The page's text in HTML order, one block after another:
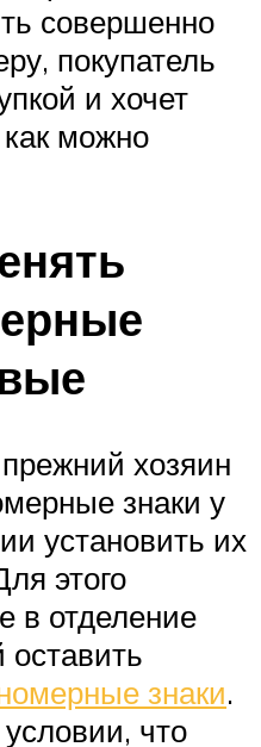
совершенно
покупатель
и хочет
можно
хозяин
знаки у
установить их
этого
в отделение
знаки.
что